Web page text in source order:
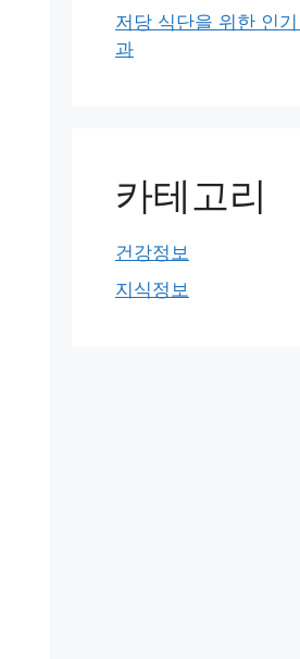
저당 식단을 위한 인
과
카테고리
건강정보
지식정보